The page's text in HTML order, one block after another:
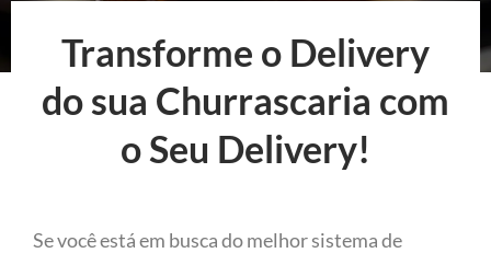
Transforme o Delivery
do sua Churrascaria com
o Seu Delivery!
Se você está em busca do melhor sistema de